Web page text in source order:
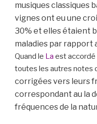
musiques classiques
vignes ont eu une
30% et elles étaient
maladies par rapport
Quand le La est accordé
toutes les autres notes
corrigées vers leurs
correspondant au la
fréquences de la